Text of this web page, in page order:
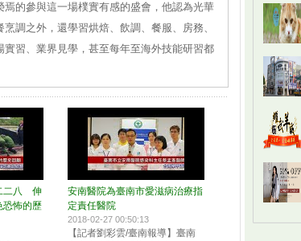
的參與這一場樸實有感的盛會，他認為光華
調之外，還學習烘焙、飲調、餐服、房務、
習、業界見學，甚至每年至海外技能研習都
二八 伸
怖的歷
安南醫院為臺南市愛滋病治療指
定責任醫院
2018-02-27 00:50:13
【記者劉彩雲/臺南報導】臺南